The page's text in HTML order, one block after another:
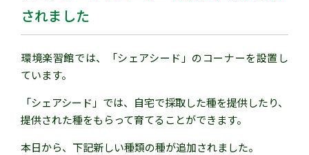
されました
環境楽習館では、「シェアシード」のコーナーを設置し
ています。
「シェアシード」では、自宅で採取した種を提供したり、
提供された種をもらって育てることができます。
本日から、下記新しい種類の種が追加されました。